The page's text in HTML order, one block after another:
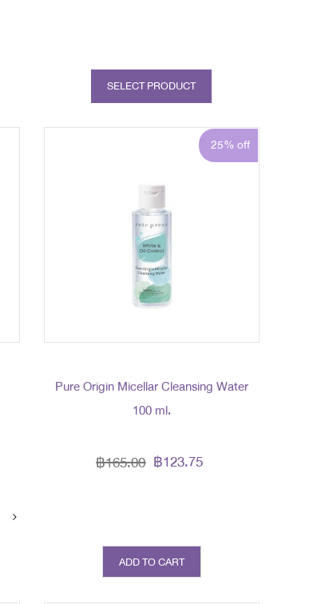
SELECT PRODUCT
25% off
Pure Origin Micellar Cleansing Water
100 ml.
฿123.75
฿165.00
ADD TO CART